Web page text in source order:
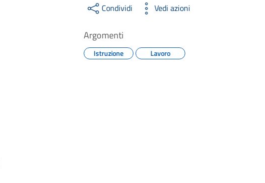
Condividi Vedi azioni
Argomenti
Istruzione Lavoro